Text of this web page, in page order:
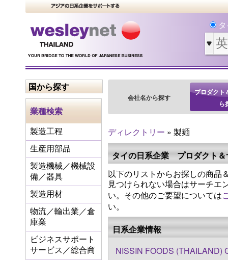
国から探す
業種検索
製造工程
生産用部品
製造機械／機械設
備／器具
製造用材
物流／輸出業／倉
庫業
ビジネスサポート
サービス／総合商
会社名から探す
プロダクト
ら
ディレクトリー » 製麺
タイの日系企業 プロダクト＆
以下のリストからお探しの商品
見つけられない場合はサーチエ
い。その他のご要望については
い。
日系企業情報
NISSIN FOODS (THAILAND)